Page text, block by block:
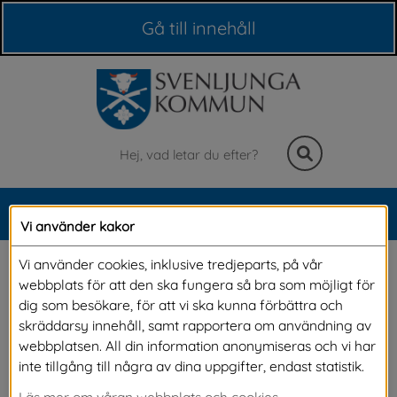
Gå till innehåll
Sök
Meny
Köldmedier
Köldmedier finns bland annat i kyl-, frys- och
klimatanläggningar. De används för att
omvandla kyla till värme eller värme till kyla.
Vi använder kakor
Vi använder cookies, inklusive tredjeparts, på vår
webbplats för att den ska fungera så bra som möjligt för
dig som besökare, för att vi ska kunna förbättra och
skräddarsy innehåll, samt rapportera om användning av
webbplatsen. All din information anonymiseras och vi har
inte tillgång till några av dina uppgifter, endast statistik.